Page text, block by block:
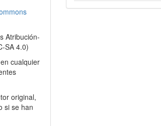
Atribución-
SA 4.0)
cualquier
original,
si se han